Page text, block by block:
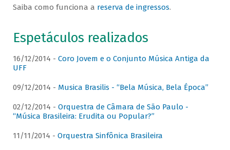
Saiba como funciona a reserva de ingressos.
Espetáculos realizados
16/12/2014 - Coro Jovem e o Conjunto Música Antiga da
UFF
09/12/2014 - Musica Brasilis - “Bela Música, Bela Época”
02/12/2014 - Orquestra de Câmara de São Paulo -
“Música Brasileira: Erudita ou Popular?”
11/11/2014 - Orquestra Sinfônica Brasileira